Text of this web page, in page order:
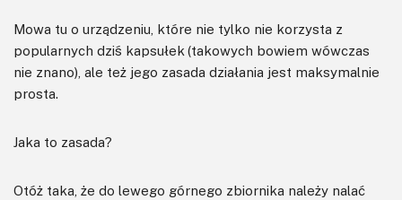
Mowa tu o urządzeniu, które nie tylko nie korzysta z
popularnych dziś kapsułek (takowych bowiem wówczas
nie znano), ale też jego zasada działania jest maksymalnie
prosta.
Jaka to zasada?
Otóż taka, że do lewego górnego zbiornika należy nalać